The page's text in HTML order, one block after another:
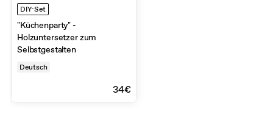
DIY-Set
"Küchenparty" -
Holzuntersetzer zum
Selbstgestalten
Deutsch
34€